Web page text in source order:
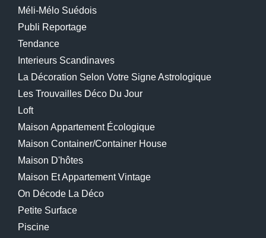
Méli-Mélo Suédois
Publi Reportage
Tendance
Interieurs Scandinaves
La Décoration Selon Votre Signe Astrologique
Les Trouvailles Déco Du Jour
Loft
Maison Appartement Écologique
Maison Container/container House
Maison D'hôtes
Maison Et Appartement Vintage
On Décode La Déco
Petite Surface
Piscine